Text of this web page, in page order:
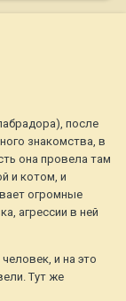
после
знакомства, в
она провела там
и котом, и
огромные
агрессии в ней
и на это
Тут же